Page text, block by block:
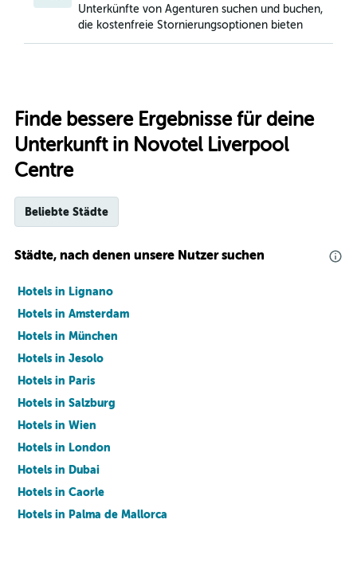
Unterkünfte von Agenturen suchen und buchen,
die kostenfreie Stornierungsoptionen bieten
Finde bessere Ergebnisse für deine
Unterkunft in Novotel Liverpool
Centre
Beliebte Städte
Städte, nach denen unsere Nutzer suchen
Hotels in Lignano
Hotels in Amsterdam
Hotels in München
Hotels in Jesolo
Hotels in Paris
Hotels in Salzburg
Hotels in Wien
Hotels in London
Hotels in Dubai
Hotels in Caorle
Hotels in Palma de Mallorca